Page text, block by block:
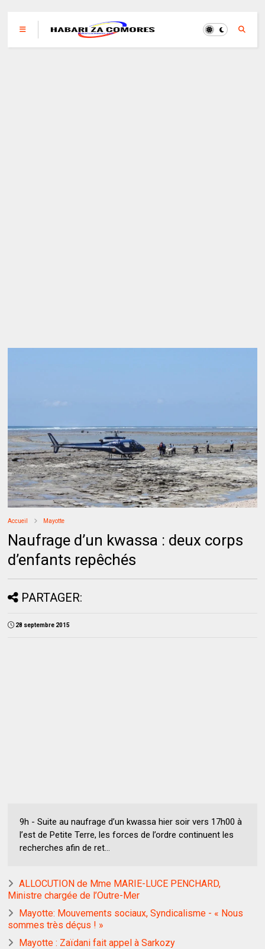
Accueil Mayotte
Naufrage d’un kwassa : deux corps
d’enfants repêchés
PARTAGER:
28 septembre 2015
9h - Suite au naufrage d’un kwassa hier soir vers 17h00 à
l’est de Petite Terre, les forces de l’ordre continuent les
recherches afin de ret...
ALLOCUTION de Mme MARIE-LUCE PENCHARD,
Ministre chargée de l’Outre-Mer
Mayotte: Mouvements sociaux, Syndicalisme - « Nous
sommes très déçus ! »
Mayotte : Zaïdani fait appel à Sarkozy